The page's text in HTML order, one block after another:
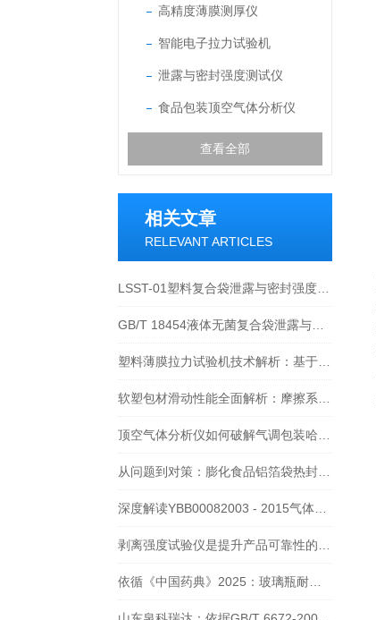
高精度薄膜测厚仪
智能电子拉力试验机
泄露与密封强度测试仪
食品包装顶空气体分析仪
查看全部
相关文章
RELEVANT ARTICLES